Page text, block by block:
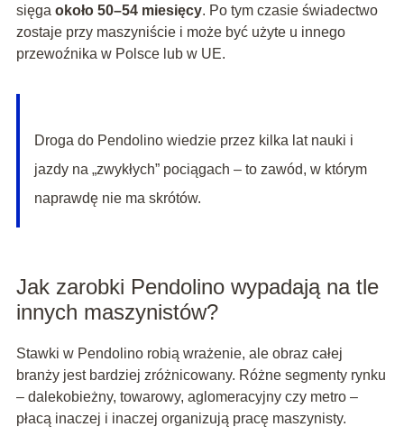
sięga około 50–54 miesięcy. Po tym czasie świadectwo
zostaje przy maszyniście i może być użyte u innego
przewoźnika w Polsce lub w UE.
Droga do Pendolino wiedzie przez kilka lat nauki i
jazdy na „zwykłych” pociągach – to zawód, w którym
naprawdę nie ma skrótów.
Jak zarobki Pendolino wypadają na tle
innych maszynistów?
Stawki w Pendolino robią wrażenie, ale obraz całej
branży jest bardziej zróżnicowany. Różne segmenty rynku
– dalekobieżny, towarowy, aglomeracyjny czy metro –
płacą inaczej i inaczej organizują pracę maszynisty.